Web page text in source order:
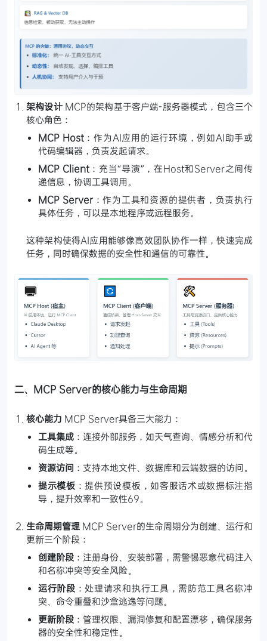
架构设计 MCP的架构基于客户端-服务器模式，包含三个
核心角色：
MCP Host：作为AI应用的运行环境，例如AI助手或
代码编辑器，负责发起请求。
MCP Client：充当“导演”，在Host和Server之间传
递信息，协调工具调用。
MCP Server：作为工具和资源的提供者，负责执行
具体任务，可以是本地程序或远程服务。
这种架构使得AI应用能够像高效团队协作一样，快速完成
任务，同时确保数据的安全性和通信的可靠性。
二、MCP Server的核心能力与生命周期
核心能力 MCP Server具备三大能力：
工具集成 ：连接外部服务，如天气查询、情感分析和代
码生成等。
资源访问 ：支持本地文件、数据库和云端数据的访问。
提示模板 ：提供预设模板，如客服话术或数据标注指
导，提升效率和一致性69。
生命周期管理 MCP Server的生命周期分为创建、运行和
更新三个阶段：
创建阶段 ：注册身份、安装部署，需警惕恶意代码注入
和名称冲突等安全风险。
运行阶段 ：处理请求和执行工具，需防范工具名称冲
突、命令重叠和沙盒逃逸等问题。
更新阶段 ：管理权限、漏洞修复和配置漂移，确保服务
器的安全性和稳定性。